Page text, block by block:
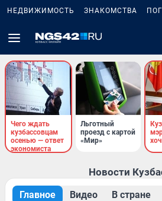
НЕДВИЖИМОСТЬ ЗНАКОМСТВА
Чего ждать
кузбассовцам
осенью — ответ
экономиста
Льготный
проезд с картой
«Мир»
Новости
Главное Видео В стране